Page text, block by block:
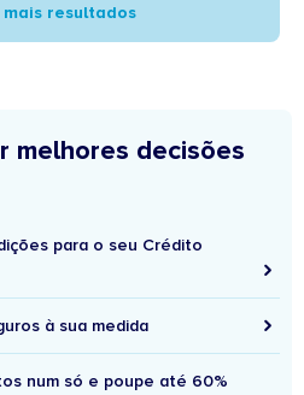
resultados
melhores decisões
para o seu Crédito
à sua medida
num só e poupe até 60%